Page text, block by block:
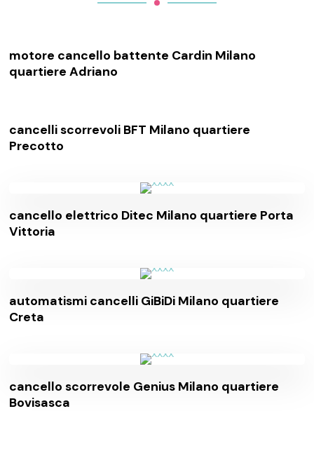
motore cancello battente Cardin Milano
quartiere Adriano
cancelli scorrevoli BFT Milano quartiere
Precotto
cancello elettrico Ditec Milano quartiere Porta
Vittoria
automatismi cancelli GiBiDi Milano quartiere
Creta
cancello scorrevole Genius Milano quartiere
Bovisasca